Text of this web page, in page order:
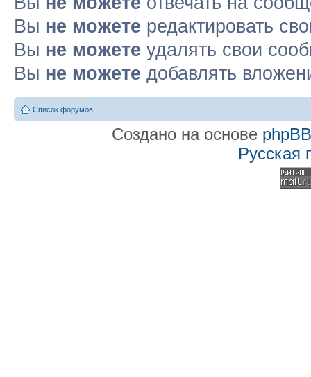
Вы не можете редактировать
Вы не можете удалять свои
Вы не можете добавлять
Список форумов
Создано на основе phpBB
Русская